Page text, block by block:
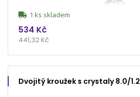
1 ks skladem
534 Kč
441,32 Kč
Dvojitý kroužek s crystaly 8.0/1.2